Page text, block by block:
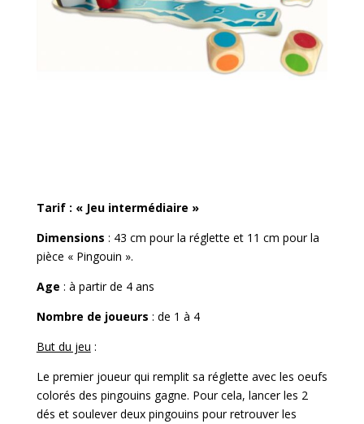
Tarif : « Jeu intermédiaire »
Dimensions : 43 cm pour la réglette et 11 cm pour la
pièce « Pingouin ».
Age : à partir de 4 ans
Nombre de joueurs : de 1 à 4
But du jeu :
Le premier joueur qui remplit sa réglette avec les oeufs
colorés des pingouins gagne. Pour cela, lancer les 2
dés et soulever deux pingouins pour retrouver les